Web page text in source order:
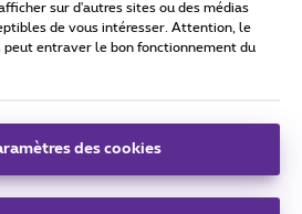
Proximus
consommateur
27 - B-1030 Bruxelles.
sur d'autres sites ou des médias
de vous intéresser. Attention, le
peut entraver le bon fonctionnement du
des cookies